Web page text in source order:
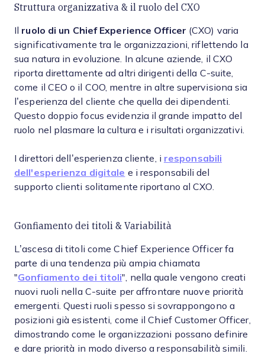
Struttura organizzativa & il ruolo del CXO
Il ruolo di un Chief Experience Officer (CXO) varia
significativamente tra le organizzazioni, riflettendo la
sua natura in evoluzione. In alcune aziende, il CXO
riporta direttamente ad altri dirigenti della C-suite,
come il CEO o il COO, mentre in altre supervisiona sia
l’esperienza del cliente che quella dei dipendenti.
Questo doppio focus evidenzia il grande impatto del
ruolo nel plasmare la cultura e i risultati organizzativi.
I direttori dell’esperienza cliente, i responsabili
dell'esperienza digitale e i responsabili del
supporto clienti solitamente riportano al CXO.
Gonfiamento dei titoli & Variabilità
L’ascesa di titoli come Chief Experience Officer fa
parte di una tendenza più ampia chiamata
"Gonfiamento dei titoli", nella quale vengono creati
nuovi ruoli nella C-suite per affrontare nuove priorità
emergenti. Questi ruoli spesso si sovrappongono a
posizioni già esistenti, come il Chief Customer Officer,
dimostrando come le organizzazioni possano definire
e dare priorità in modo diverso a responsabilità simili.